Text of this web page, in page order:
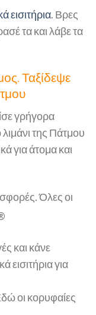
εισιτήρια. Βρες
τα και λάβε τα
Ταξίδεψε
γρήγορα
της Πάτμου
για άτομα και
Όλες οι
και κάνε
εισιτήρια για
οι κορυφαίες